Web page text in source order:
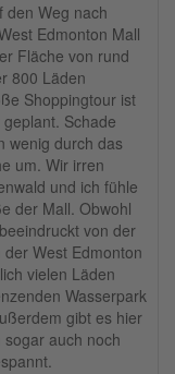
den Weg nach
Edmonton Mall
Fläche von rund
800 Läden
Shoppingtour ist
Schade
wenig durch das
um. Wir irren
und ich fühle
der Mall. Obwohl
von der
West Edmonton
vielen Läden
Wasserpark
gibt es hier
auch noch